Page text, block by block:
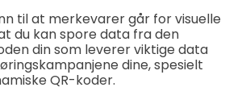
til at merkevarer går for visuelle
du kan spore data fra den
din som leverer viktige data
dine, spesielt
QR-koder.